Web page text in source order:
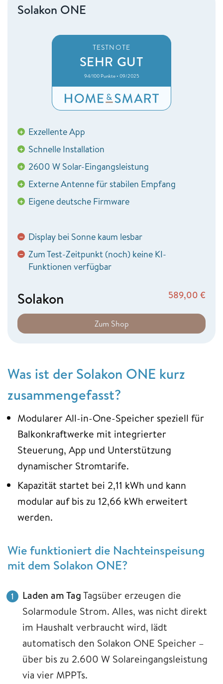
Solakon ONE
TESTNOTE
SEHR GUT
94/100 Punkte • 09/2025
+ Exzellente App
+ Schnelle Installation
+ 2600 W Solar-Eingangsleistung
+ Externe Antenne für stabilen Empfang
+ Eigene deutsche Firmware
− Display bei Sonne kaum lesbar
− Zum Test-Zeitpunkt (noch) keine KI-
Funktionen verfügbar
Solakon 589,00 €
Zum Shop
Was ist der Solakon ONE kurz
zusammengefasst?
Modularer All-in-One-Speicher speziell für
Balkonkraftwerke mit integrierter
Steuerung, App und Unterstützung
dynamischer Stromtarife.
Kapazität startet bei 2,11 kWh und kann
modular auf bis zu 12,66 kWh erweitert
werden.
Wie funktioniert die Nachteinspeisung
mit dem Solakon ONE?
Laden am TagTagsüber erzeugen die
Solarmodule Strom. Alles, was nicht direkt
im Haushalt verbraucht wird, lädt
automatisch den Solakon ONE Speicher –
über bis zu 2.600 W Solareingangsleistung
via vier MPPTs.